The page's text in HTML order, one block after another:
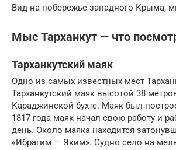
Вид на побережье западного Крыма,
Мыс Тарханкут — что
Тарханкутский маяк
Одно из самых известных мест
Тарханкутский маяк высотой 38
Караджинской бухте. Маяк был
1817 года маяк начал свою работу и
день. Около маяка находится
«Ибрагим — Яким». Судно село на